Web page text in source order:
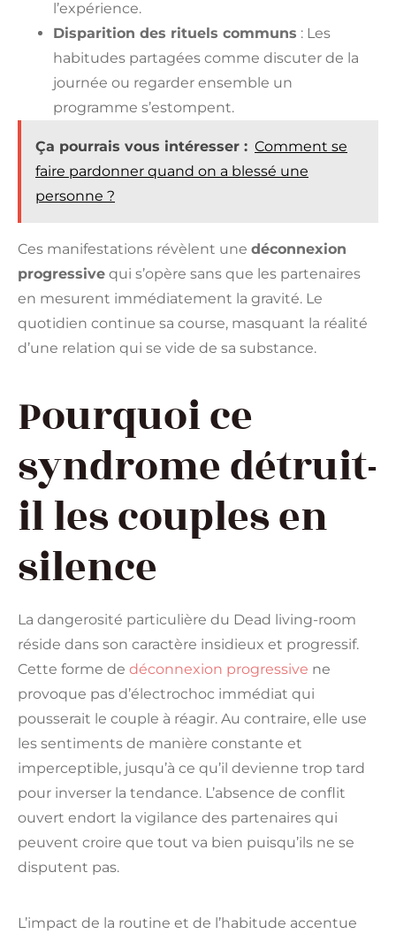
l’expérience.
Disparition des rituels communs : Les
habitudes partagées comme discuter de la
journée ou regarder ensemble un
programme s’estompent.
Ça pourrais vous intéresser : Comment se
faire pardonner quand on a blessé une
personne ?
Ces manifestations révèlent une déconnexion
progressive qui s’opère sans que les partenaires
en mesurent immédiatement la gravité. Le
quotidien continue sa course, masquant la réalité
d’une relation qui se vide de sa substance.
Pourquoi ce
syndrome détruit-
il les couples en
silence
La dangerosité particulière du Dead living-room
réside dans son caractère insidieux et progressif.
Cette forme de déconnexion progressive ne
provoque pas d’électrochoc immédiat qui
pousserait le couple à réagir. Au contraire, elle use
les sentiments de manière constante et
imperceptible, jusqu’à ce qu’il devienne trop tard
pour inverser la tendance. L’absence de conflit
ouvert endort la vigilance des partenaires qui
peuvent croire que tout va bien puisqu’ils ne se
disputent pas.
L’impact de la routine et de l’habitude accentue